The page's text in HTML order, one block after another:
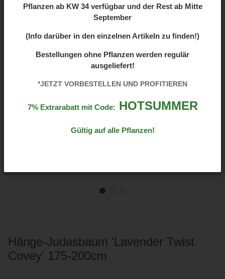
Pflanzen ab KW 34 verfügbar und der Rest ab Mitte
September
(Info darüber in den einzelnen Artikeln zu finden!)
Bestellungen ohne Pflanzen werden regulär
ausgeliefert!
*JETZT VORBESTELLEN UND PROFITIEREN
7% Extrarabatt mit Code: HOTSUMMER
Gültig auf alle Pflanzen!
Hänge-Judasbaum 'Lavender Twist
Covey' 175-200cm